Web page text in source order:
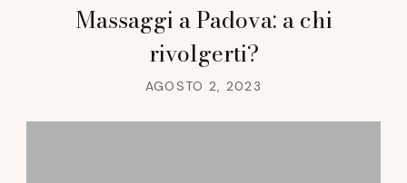
Massaggi a Padova: a chi
rivolgerti?
AGOSTO 2, 2023